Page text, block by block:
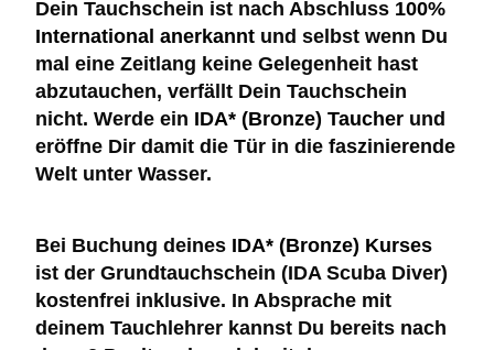
Dein Tauchschein ist nach Abschluss 100%
International anerkannt und selbst wenn Du
mal eine Zeitlang keine Gelegenheit hast
abzutauchen, verfällt Dein Tauchschein
nicht. Werde ein IDA* (Bronze) Taucher und
eröffne Dir damit die Tür in die faszinierende
Welt unter Wasser.
Bei Buchung deines IDA* (Bronze) Kurses
ist der Grundtauchschein (IDA Scuba Diver)
kostenfrei inklusive. In Absprache mit
deinem Tauchlehrer kannst Du bereits nach